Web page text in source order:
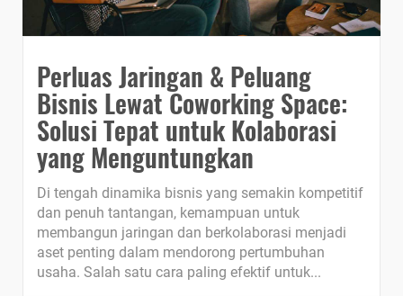
Perluas Jaringan & Peluang
Bisnis Lewat Coworking Space:
Solusi Tepat untuk Kolaborasi
yang Menguntungkan
Di tengah dinamika bisnis yang semakin kompetitif
dan penuh tantangan, kemampuan untuk
membangun jaringan dan berkolaborasi menjadi
aset penting dalam mendorong pertumbuhan
usaha. Salah satu cara paling efektif untuk...